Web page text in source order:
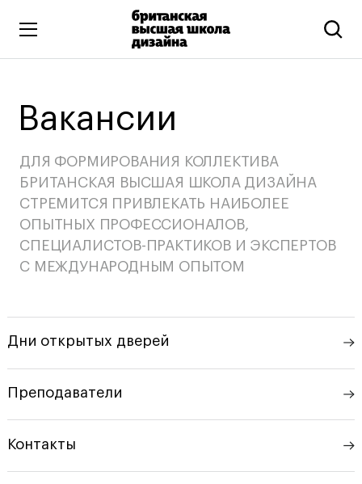
Искусство и дизайн
Бизнес и маркетинг
Все программы
Дополнительное образование
Мода и стиль
Сценография
Фотография и видео
Промышленный и предметный дизайн
Дизайн и декорирование интерьера
Вакансии
ДЛЯ ФОРМИРОВАНИЯ КОЛЛЕКТИВА
БРИТАНСКАЯ ВЫСШАЯ ШКОЛА ДИЗАЙНА
СТРЕМИТСЯ ПРИВЛЕКАТЬ НАИБОЛЕЕ
ОПЫТНЫХ ПРОФЕССИОНАЛОВ,
СПЕЦИАЛИСТОВ-ПРАКТИКОВ И ЭКСПЕРТОВ
С МЕЖДУНАРОДНЫМ ОПЫТОМ
Дни открытых дверей
Преподаватели
Контакты